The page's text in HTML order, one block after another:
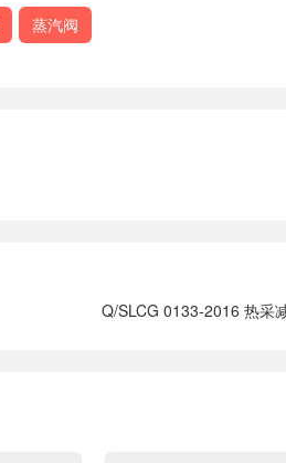
蒸汽阀
Q/SLCG 0133-2016 热采